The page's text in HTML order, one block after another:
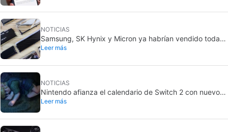
NOTICIAS
Samsung, SK Hynix y Micron ya habrían vendido toda
su DRAM de 2027: la RAM seguiría cara
Leer más
NOTICIAS
Nintendo afianza el calendario de Switch 2 con nuevos
juegos: subirá 50 dólares en EE. UU.
Leer más